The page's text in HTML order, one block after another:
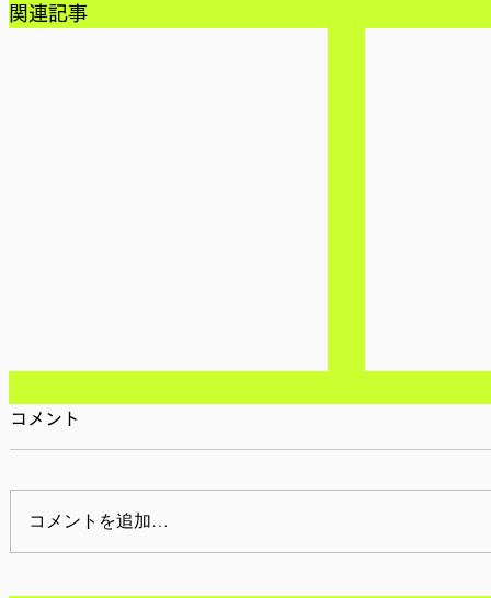
関連記事
コメント
コメントを追加…